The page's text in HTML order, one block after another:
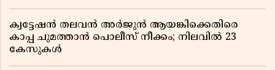
ക്വട്ടേഷൻ തലവൻ അർജുൻ ആയങ്കിക്കെതിരെ
കാപ്പ ചുമത്താൻ പൊലീസ് നീക്കം; നിലവിൽ 23
കേസുകൾ